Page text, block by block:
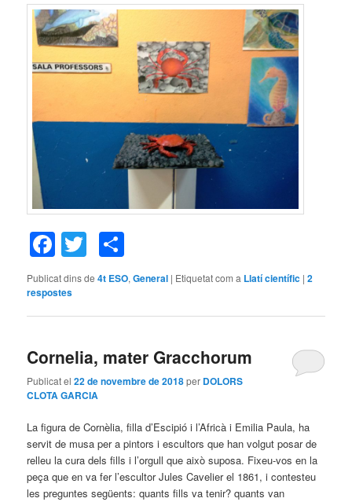
Facebook
Twitter
Publicat dins de 4t ESO,General | Etiquetat com a Llatí científic |2
respostes
Cornelia, mater Gracchorum
Publicat el22 de novembre de 2018per DOLORS
CLOTA GARCIA
La figura de Cornèlia, filla d’Escipió i l’Africà i Emilia Paula, ha
servit de musa per a pintors i escultors que han volgut posar de
relleu la cura dels fills i l’orgull que això suposa. Fixeu-vos en la
peça que en va fer l’escultor Jules Cavelier el 1861, i contesteu
les preguntes següents: quants fills va tenir? quants van